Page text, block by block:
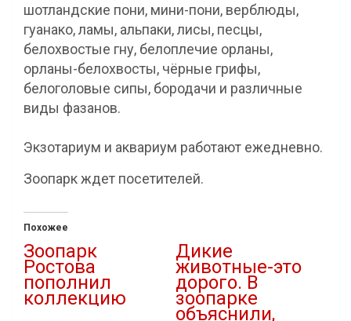
шотландские пони, мини-пони, верблюды,
гуанако, ламы, альпаки, лисы, песцы,
белохвостые гну, белоплечие орланы,
орланы-белохвосты, чёрные грифы,
белоголовые сипы, бородачи и различные
виды фазанов.
Экзотариум и аквариум работают ежедневно.
Зоопарк ждет посетителей.
Похожее
Зоопарк
Ростова
пополнил
коллекцию
Дикие
животные-это
дорого. В
зоопарке
объяснили,